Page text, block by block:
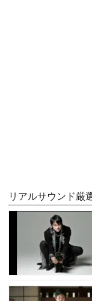
リアルサウンド厳